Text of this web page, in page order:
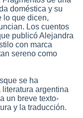
doméstica y su
lo que dicen,
Los cuentos
publicó Alejandra
con marca
sereno como
se ha
argentina
un breve texto-
y la traducción.